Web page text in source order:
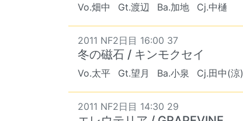
Vo.畑中 Gt.渡辺 Ba.加地 Cj.中樋
2011 NF2日目 16:00 37
冬の磁石 / キンモクセイ
Vo.太平 Gt.望月 Ba.小泉 Cj.田中(涼)
2011 NF2日目 14:30 29